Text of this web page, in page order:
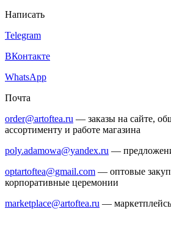
Написать
Telegram
ВКонтакте
WhatsApp
Почта
order@artoftea.ru — заказы на сайте,
ассортименту и работе магазина
poly.adamowa@yandex.ru —
optartoftea@gmail.com — оптовые
корпоративные церемонии
marketplace@artoftea.ru —